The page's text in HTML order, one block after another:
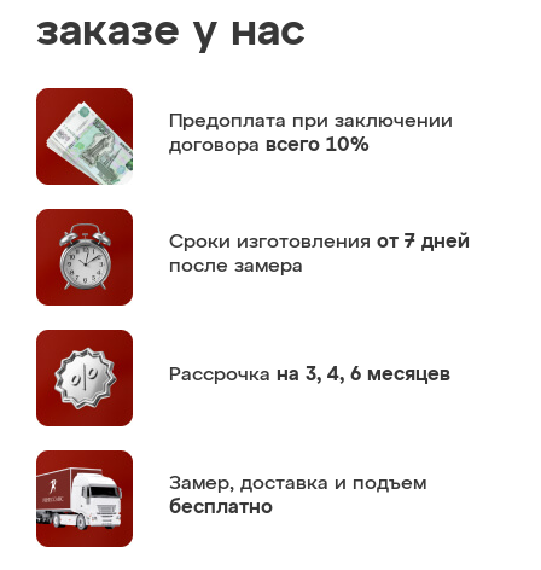
заказе у нас
Предоплата при заключении
договора всего 10%
Сроки изготовления от 7 дней
после замера
Рассрочка на 3, 4, 6 месяцев
Замер, доставка и подъем
бесплатно